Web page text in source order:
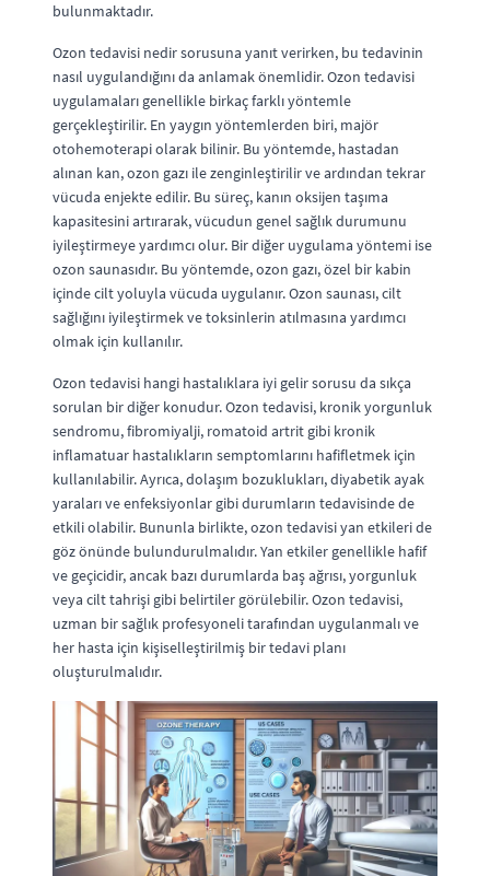
bulunmaktadır.
Ozon tedavisi nedir sorusuna yanıt verirken, bu tedavinin
nasıl uygulandığını da anlamak önemlidir. Ozon tedavisi
uygulamaları genellikle birkaç farklı yöntemle
gerçekleştirilir. En yaygın yöntemlerden biri, majör
otohemoterapi olarak bilinir. Bu yöntemde, hastadan
alınan kan, ozon gazı ile zenginleştirilir ve ardından tekrar
vücuda enjekte edilir. Bu süreç, kanın oksijen taşıma
kapasitesini artırarak, vücudun genel sağlık durumunu
iyileştirmeye yardımcı olur. Bir diğer uygulama yöntemi ise
ozon saunasıdır. Bu yöntemde, ozon gazı, özel bir kabin
içinde cilt yoluyla vücuda uygulanır. Ozon saunası, cilt
sağlığını iyileştirmek ve toksinlerin atılmasına yardımcı
olmak için kullanılır.
Ozon tedavisi hangi hastalıklara iyi gelir sorusu da sıkça
sorulan bir diğer konudur. Ozon tedavisi, kronik yorgunluk
sendromu, fibromiyalji, romatoid artrit gibi kronik
inflamatuar hastalıkların semptomlarını hafifletmek için
kullanılabilir. Ayrıca, dolaşım bozuklukları, diyabetik ayak
yaraları ve enfeksiyonlar gibi durumların tedavisinde de
etkili olabilir. Bununla birlikte, ozon tedavisi yan etkileri de
göz önünde bulundurulmalıdır. Yan etkiler genellikle hafif
ve geçicidir, ancak bazı durumlarda baş ağrısı, yorgunluk
veya cilt tahrişi gibi belirtiler görülebilir. Ozon tedavisi,
uzman bir sağlık profesyoneli tarafından uygulanmalı ve
her hasta için kişiselleştirilmiş bir tedavi planı
oluşturulmalıdır.